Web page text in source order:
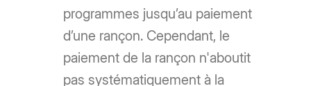
programmes jusqu’au paiement
d’une rançon. Cependant, le
paiement de la rançon n'aboutit
pas systématiquement à la